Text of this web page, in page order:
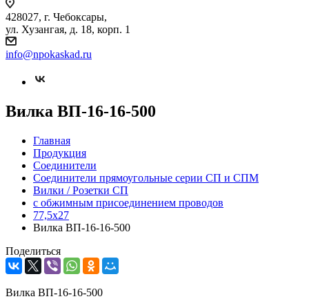
428027, г. Чебоксары,
ул. Хузангая, д. 18, корп. 1
info@npokaskad.ru
Вилка ВП-16-16-500
Главная
Продукция
Соединители
Соединители прямоугольные серии СП и СПМ
Вилки / Розетки СП
с обжимным присоединением проводов
77,5х27
Вилка ВП-16-16-500
Поделиться
Вилка ВП-16-16-500